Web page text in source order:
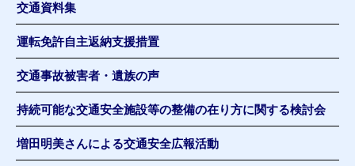
交通資料集
運転免許自主返納支援措置
交通事故被害者・遺族の声
持続可能な交通安全施設等の整備の在り方に関する検討会
増田明美さんによる交通安全広報活動